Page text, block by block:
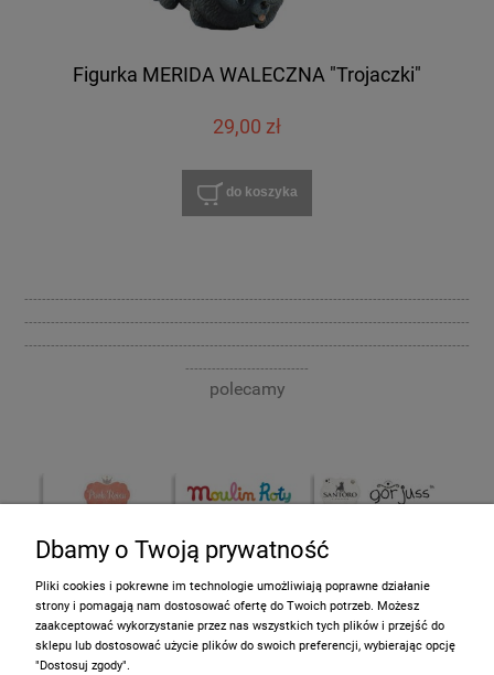
Figurka MERIDA WALECZNA "Trojaczki"
29,00 zł
do koszyka
-----------------------------------------------------------------------------------------------------
-----------------------------------------------------------------------------------------------------
-----------------------------------------------------------------------------------------------------
----------------------------
polecamy
Informacje
Dbamy o Twoją prywatność
Pliki cookies i pokrewne im technologie umożliwiają poprawne działanie
strony i pomagają nam dostosować ofertę do Twoich potrzeb. Możesz
zaakceptować wykorzystanie przez nas wszystkich tych plików i przejść do
sklepu lub dostosować użycie plików do swoich preferencji, wybierając opcję
"Dostosuj zgody".